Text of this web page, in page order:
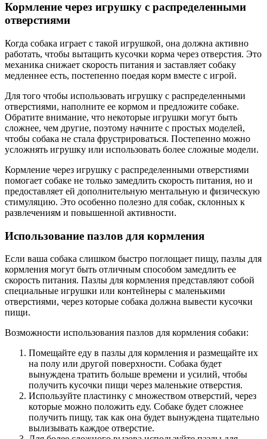
Кормление через игрушку с распределенными
отверстиями
Когда собака играет с такой игрушкой, она должна активно
работать, чтобы вытащить кусочки корма через отверстия. Это
механика снижает скорость питания и заставляет собаку
медленнее есть, постепенно поедая корм вместе с игрой.
Для того чтобы использовать игрушку с распределенными
отверстиями, наполните ее кормом и предложите собаке.
Обратите внимание, что некоторые игрушки могут быть
сложнее, чем другие, поэтому начните с простых моделей,
чтобы собака не стала фрустрироваться. Постепенно можно
усложнять игрушку или использовать более сложные модели.
Кормление через игрушку с распределенными отверстиями
помогает собаке не только замедлить скорость питания, но и
предоставляет ей дополнительную ментальную и физическую
стимуляцию. Это особенно полезно для собак, склонных к
развлечениям и повышенной активности.
Использование пазлов для кормления
Если ваша собака слишком быстро поглощает пищу, пазлы для
кормления могут быть отличным способом замедлить ее
скорость питания. Пазлы для кормления представляют собой
специальные игрушки или контейнеры с маленькими
отверстиями, через которые собака должна вывести кусочки
пищи.
Возможности использования пазлов для кормления собаки:
Помещайте еду в пазлы для кормления и размещайте их
на полу или другой поверхности. Собака будет
вынуждена тратить больше времени и усилий, чтобы
получить кусочки пищи через маленькие отверстия.
Используйте пластинку с множеством отверстий, через
которые можно положить еду. Собаке будет сложнее
получить пищу, так как она будет вынуждена тщательно
вылизывать каждое отверстие.